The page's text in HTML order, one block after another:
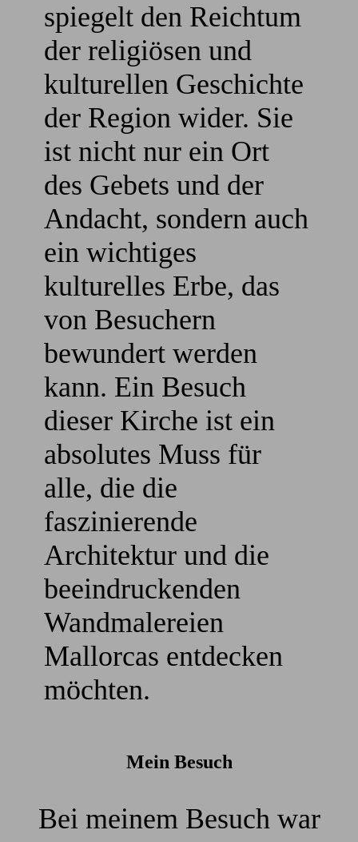
spiegelt den Reichtum
der religiösen und
kulturellen Geschichte
der Region wider. Sie
ist nicht nur ein Ort
des Gebets und der
Andacht, sondern auch
ein wichtiges
kulturelles Erbe, das
von Besuchern
bewundert werden
kann. Ein Besuch
dieser Kirche ist ein
absolutes Muss für
alle, die die
faszinierende
Architektur und die
beeindruckenden
Wandmalereien
Mallorcas entdecken
möchten.
Mein Besuch
Bei meinem Besuch war